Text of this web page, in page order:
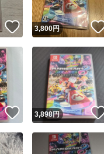
いいね！
3,800円
いいね！
3,898円